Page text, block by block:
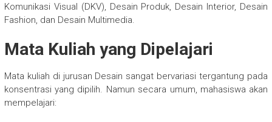
Komunikasi Visual (DKV), Desain Produk, Desain Interior, Desain
Fashion, dan Desain Multimedia.
Mata Kuliah yang Dipelajari
Mata kuliah di jurusan Desain sangat bervariasi tergantung pada
konsentrasi yang dipilih. Namun secara umum, mahasiswa akan
mempelajari: